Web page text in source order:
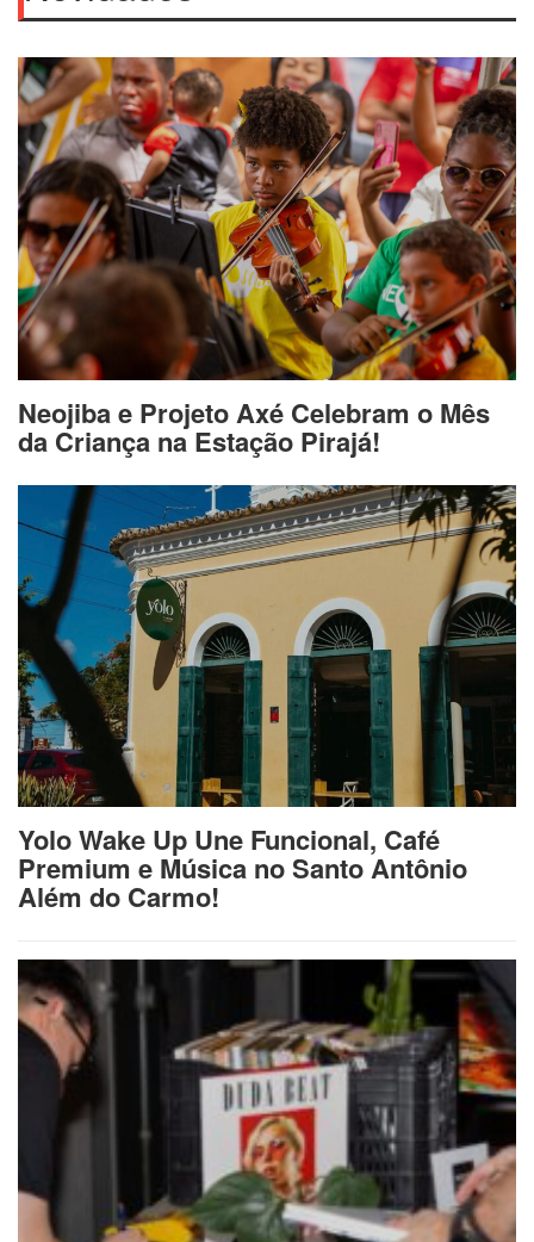
Neojiba e Projeto Axé Celebram o Mês
da Criança na Estação Pirajá!
Yolo Wake Up Une Funcional, Café
Premium e Música no Santo Antônio
Além do Carmo!